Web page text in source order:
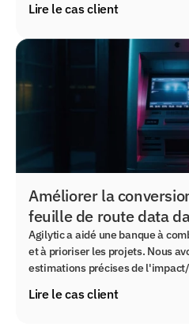
Lire le cas client
Améliorer la
feuille de route data
bancaire
Agilytic a aidé une banque à
et à prioriser les projets. Nous
estimations précises de
les décisions basées sur les
Lire le cas client